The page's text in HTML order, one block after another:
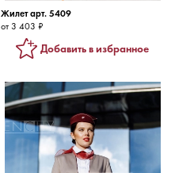
Жилет арт. 5409
от 3 403 ₽
Добавить в избранное